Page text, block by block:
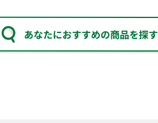
あなたにおすすめの商品を探す